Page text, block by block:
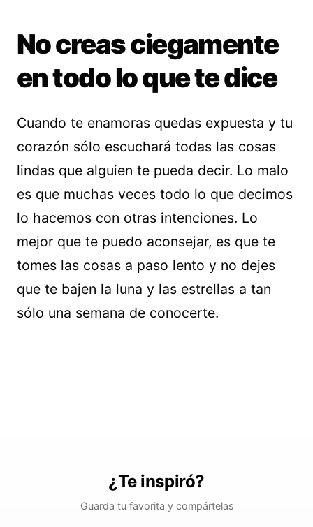
No creas ciegamente
en todo lo que te dice
Cuando te enamoras quedas expuesta y tu
corazón sólo escuchará todas las cosas
lindas que alguien te pueda decir. Lo malo
es que muchas veces todo lo que decimos
lo hacemos con otras intenciones. Lo
mejor que te puedo aconsejar, es que te
tomes las cosas a paso lento y no dejes
que te bajen la luna y las estrellas a tan
sólo una semana de conocerte.
¿Te inspiró?
Guarda tu favorita y compártelas